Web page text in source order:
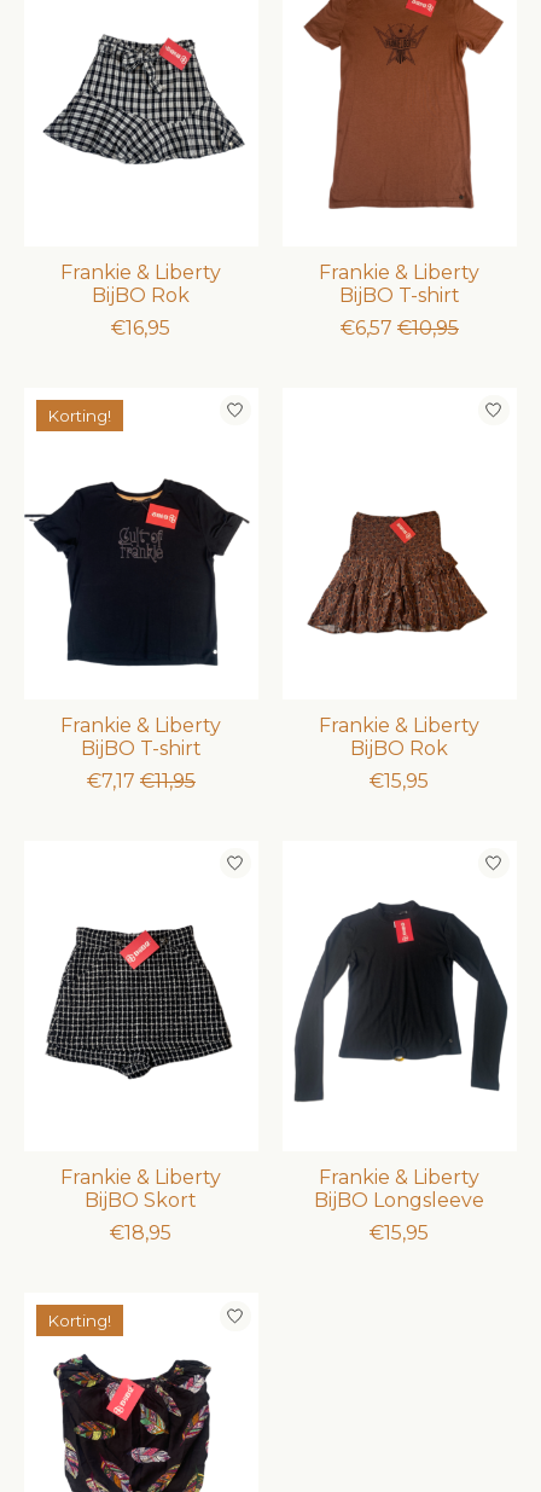
Frankie & Liberty
BijBO Rok
€16,95
Frankie & Liberty
BijBO T-shirt
€6,57 €10,95
Korting!
Frankie & Liberty
BijBO T-shirt
€7,17 €11,95
Frankie & Liberty
BijBO Rok
€15,95
Frankie & Liberty
BijBO Skort
€18,95
Frankie & Liberty
BijBO Longsleeve
€15,95
Korting!